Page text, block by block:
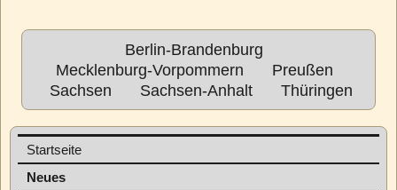
Berlin-Brandenburg
Mecklenburg-Vorpommern
Preußen
Sachsen
Sachsen-Anhalt Thüringen
Startseite
Neues